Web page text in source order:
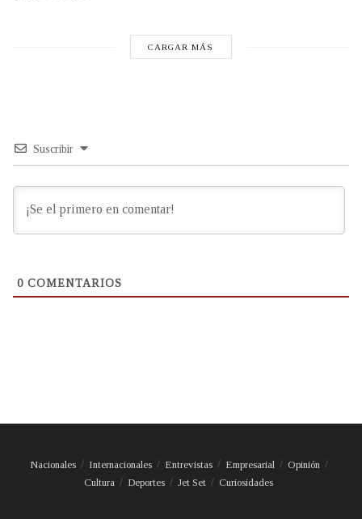
CARGAR MÁS
Suscribir
0 COMENTARIOS
Nacionales Internacionales Entrevistas Empresarial
Opinión
Cultura
Deportes Jet Set Curiosidades